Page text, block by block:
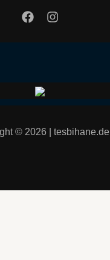
© 2026 | tesbihane.de